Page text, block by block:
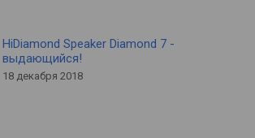
HiDiamond Speaker Diamond 7 -
выдающийся!
18 декабря 2018